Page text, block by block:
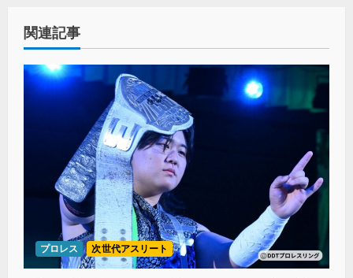
関連記事
プロレス 次世代アスリート